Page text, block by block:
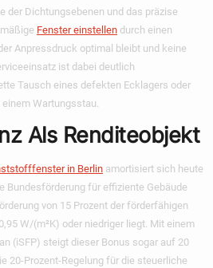
der Dichtungsebenen und das präzise
Fenster einstellen durch einen
Anpressdruck optimal bleibt und keine
ist dabei deutlich
Tausch eines defekten Ecklagers oder
Wartungsstau.
Als Renditeobjekt
in Berlin amortisiert sich heute
Bundesförderung für effiziente Gebäude
von 15 Prozent der förderfähigen
W/(m²K) oder niedriger liegt. Mit einem
(iSFP) steigt dieser Bonus sogar auf 20
20-Prozent-Regelung für die steuerliche